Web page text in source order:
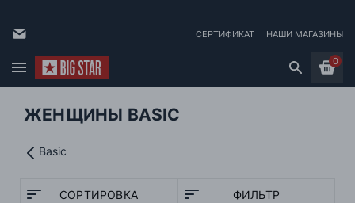
СЕРТИФИКАТ НАШИ МАГАЗИНЫ
0
ЖЕНЩИНЫ BASIC
Basic
СОРТИРОВКА ФИЛЬТР